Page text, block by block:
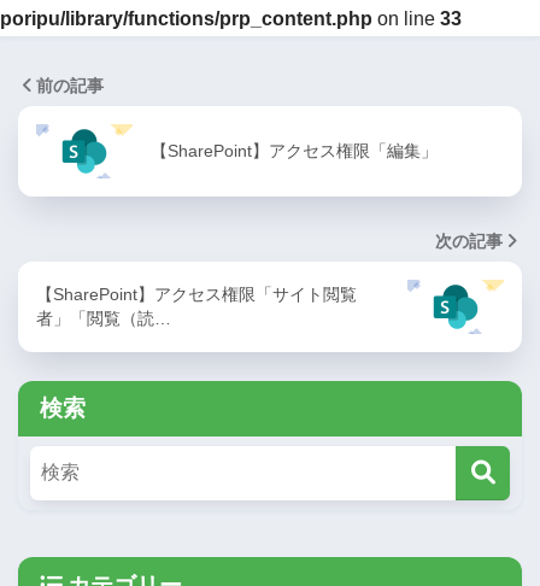
poripu/library/functions/prp_content.php on line 33
前の記事
【SharePoint】アクセス権限「編集」
次の記事
【SharePoint】アクセス権限「サイト閲覧
者」「閲覧（読…
検索